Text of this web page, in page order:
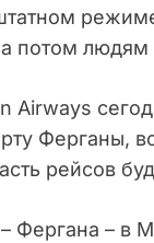
потом людям
Ферганы,
рейсов
Фергана – в